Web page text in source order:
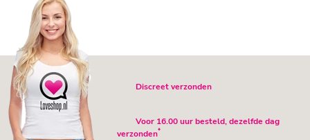
Discreet verzonden
Voor 16.00 uur besteld, dezelfde dag
verzonden*